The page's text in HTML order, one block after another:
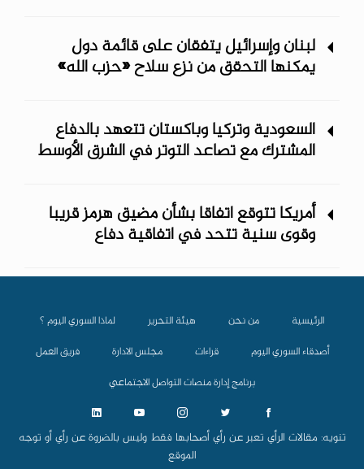
لبنان وإسرائيل يتفقان على قائمة دول
يمكنها التحقق من نزع سلاح «حزب الله»
السعودية وتركيا وباكستان تتعهد بالدفاع
المشترك مع تصاعد التوتر في الشرق الأوسط
أمريكا تتوقع اتفاقا بشأن مضيق هرمز قريبا
وقوى سنية تتحد في اتفاقية دفاع
الرئيسية من نحن هيئة التحرير
لماذا السوري اليوم ؟
أصدقاء السوري اليوم
قراءات مجلس الادارة
فريق العمل
برنامج إدارة منصات التواصل الاجتماعي
تنويه: مقالات الرأي تعبر عن رأي أصحابها فقط وليس بالضروة عن رأي أو توجه
الموقع